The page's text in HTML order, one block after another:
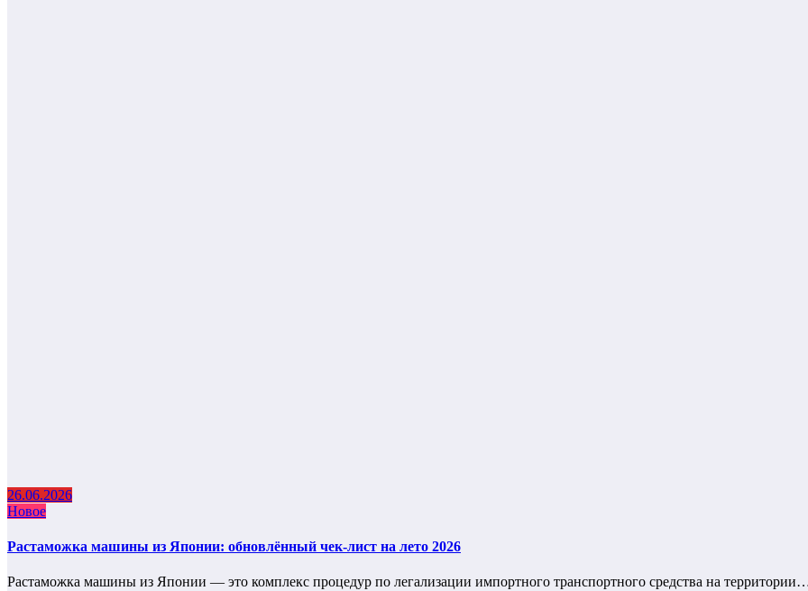
26.06.2026
Новое
Растаможка машины из Японии: обновлённый чек-лист на лето 2026
Растаможка машины из Японии — это комплекс процедур по легализации импортного транспортного средства на